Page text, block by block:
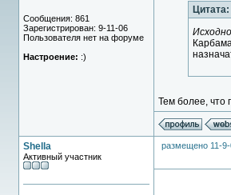
Сообщения: 861
Зарегистрирован: 9-11-06
Пользователя нет на форуме
Настроение: :)
Цитата:
Тем более, что
Shella
Активный участник
размещено 11-9-